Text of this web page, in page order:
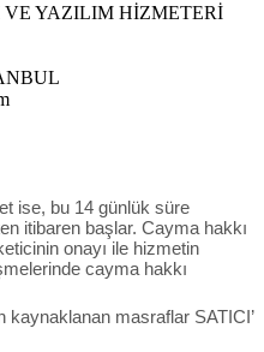
YAZILIM HİZMETERİ
ise, bu 14 günlük süre
itibaren başlar. Cayma hakkı
onayı ile hizmetin
cayma hakkı
kaynaklanan masraflar SATICI’